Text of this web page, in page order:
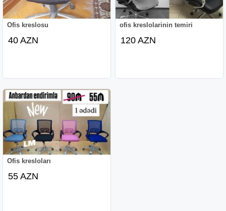
Ofis kreslosu
40 AZN
ofis kreslolarinin temiri
120 AZN
Ofis kresloları
55 AZN